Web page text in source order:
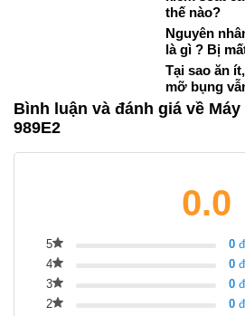
thế nào?
Nguyên
là gì ? Bị
Tại sao ăn
mỡ bụng
Bình luận và đánh giá về
989E2
0.0
5 0
4
0
3
0
2
0